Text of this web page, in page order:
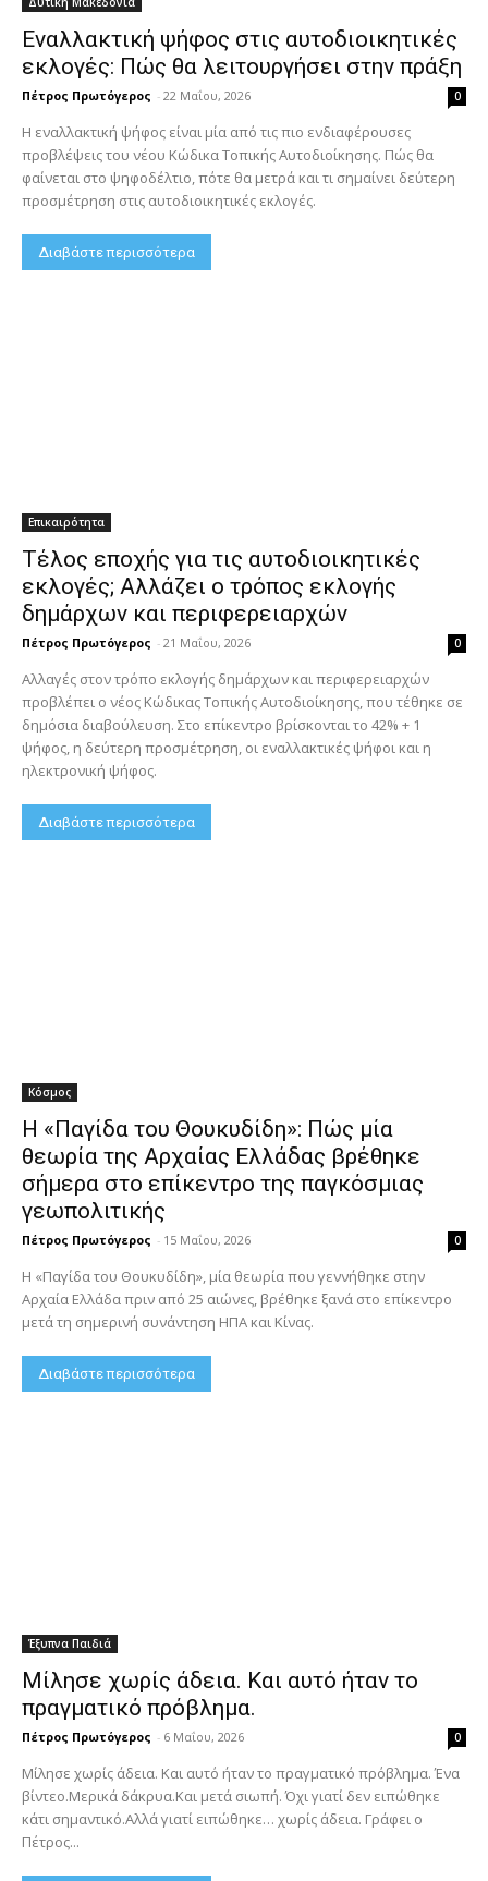
Εναλλακτική ψήφος στις αυτοδιοικητικές
εκλογές: Πώς θα λειτουργήσει στην πράξη
Πέτρος Πρωτόγερος - 22 Μαΐου, 2026 0
Η εναλλακτική ψήφος είναι μία από τις πιο ενδιαφέρουσες
προβλέψεις του νέου Κώδικα Τοπικής Αυτοδιοίκησης. Πώς θα
φαίνεται στο ψηφοδέλτιο, πότε θα μετρά και τι σημαίνει δεύτερη
προσμέτρηση στις αυτοδιοικητικές εκλογές.
Διαβάστε περισσότερα
Επικαιρότητα
Τέλος εποχής για τις αυτοδιοικητικές
εκλογές; Αλλάζει ο τρόπος εκλογής
δημάρχων και περιφερειαρχών
Πέτρος Πρωτόγερος - 21 Μαΐου, 2026 0
Αλλαγές στον τρόπο εκλογής δημάρχων και περιφερειαρχών
προβλέπει ο νέος Κώδικας Τοπικής Αυτοδιοίκησης, που τέθηκε σε
δημόσια διαβούλευση. Στο επίκεντρο βρίσκονται το 42% + 1
ψήφος, η δεύτερη προσμέτρηση, οι εναλλακτικές ψήφοι και η
ηλεκτρονική ψήφος.
Διαβάστε περισσότερα
Κόσμος
Η «Παγίδα του Θουκυδίδη»: Πώς μία
θεωρία της Αρχαίας Ελλάδας βρέθηκε
σήμερα στο επίκεντρο της παγκόσμιας
γεωπολιτικής
Πέτρος Πρωτόγερος - 15 Μαΐου, 2026 0
Η «Παγίδα του Θουκυδίδη», μία θεωρία που γεννήθηκε στην
Αρχαία Ελλάδα πριν από 25 αιώνες, βρέθηκε ξανά στο επίκεντρο
μετά τη σημερινή συνάντηση ΗΠΑ και Κίνας.
Διαβάστε περισσότερα
Έξυπνα Παιδιά
Μίλησε χωρίς άδεια. Και αυτό ήταν το
πραγματικό πρόβλημα.
Πέτρος Πρωτόγερος - 6 Μαΐου, 2026 0
Μίλησε χωρίς άδεια. Και αυτό ήταν το πραγματικό πρόβλημα. Ένα
βίντεο.Μερικά δάκρυα.Και μετά σιωπή. Όχι γιατί δεν ειπώθηκε
κάτι σημαντικό.Αλλά γιατί ειπώθηκε… χωρίς άδεια. Γράφει ο
Πέτρος...